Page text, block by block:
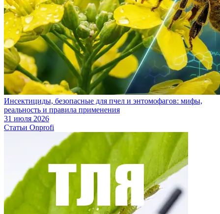
Инсектициды, безопасные для пчел и энтомофагов: мифы,
реальность и правила применения
31 июля 2026
Статьи Onprofi